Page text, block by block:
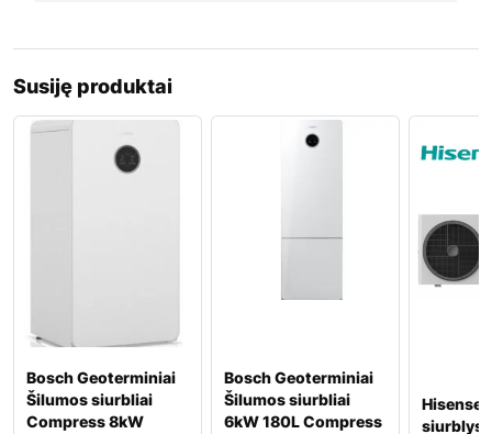
Susiję produktai
Bosch Geoterminiai
Šilumos siurbliai
Compress 8kW
Bosch Geoterminiai
Šilumos siurbliai
6kW 180L Compress
Hisense
siurblys